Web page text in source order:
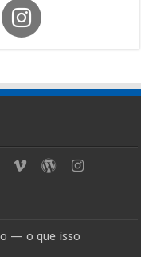
— o que isso